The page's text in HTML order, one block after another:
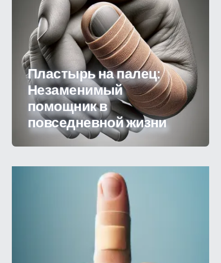
Пластырь на палец:
Незаменимый
помощник в
повседневной жизни